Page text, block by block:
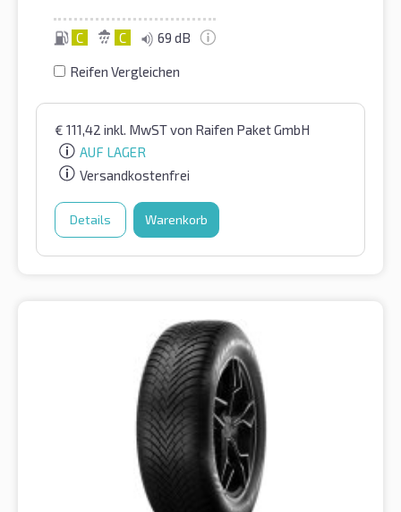
C C 69 dB
Reifen Vergleichen
€ 111,42 inkl. MwSTvon Raifen Paket GmbH
AUF LAGER
Versandkostenfrei
Details Warenkorb